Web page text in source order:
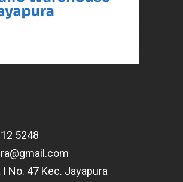
5248
No. 47 Kec. Jayapura